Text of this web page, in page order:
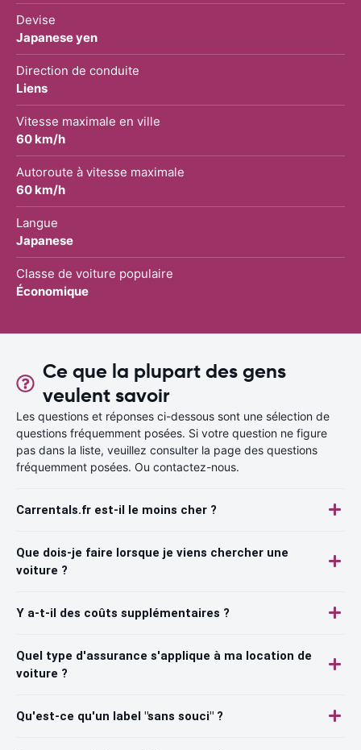
Devise
Japanese yen
Direction de conduite
Liens
Vitesse maximale en ville
60 km/h
Autoroute à vitesse maximale
60 km/h
Langue
Japanese
Classe de voiture populaire
Économique
Ce que la plupart des gens
veulent savoir
Les questions et réponses ci-dessous sont une sélection de
questions fréquemment posées. Si votre question ne figure
pas dans la liste, veuillez consulter la page des questions
fréquemment posées. Ou contactez-nous.
Carrentals.fr est-il le moins cher ?
Que dois-je faire lorsque je viens chercher une
voiture ?
Y a-t-il des coûts supplémentaires ?
Quel type d'assurance s'applique à ma location de
voiture ?
Qu'est-ce qu'un label "sans souci" ?